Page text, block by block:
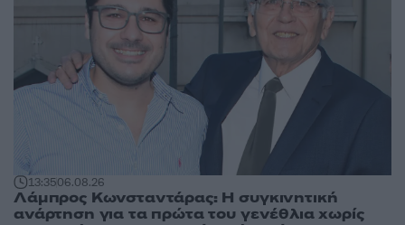
13:3506.08.26
Λάμπρος Κωνσταντάρας: Η συγκινητική
ανάρτηση για τα πρώτα του γενέθλια χωρίς